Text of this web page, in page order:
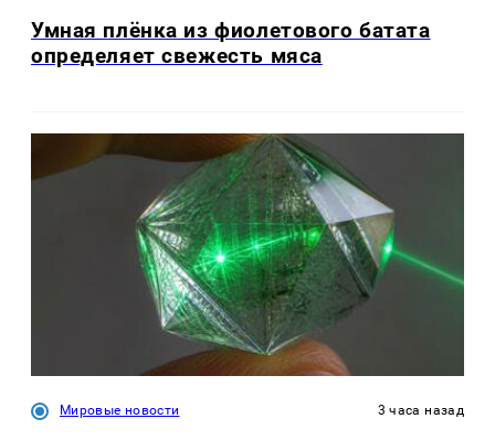
Умная плёнка из фиолетового батата
определяет свежесть мяса
Мировые новости 3 часа назад